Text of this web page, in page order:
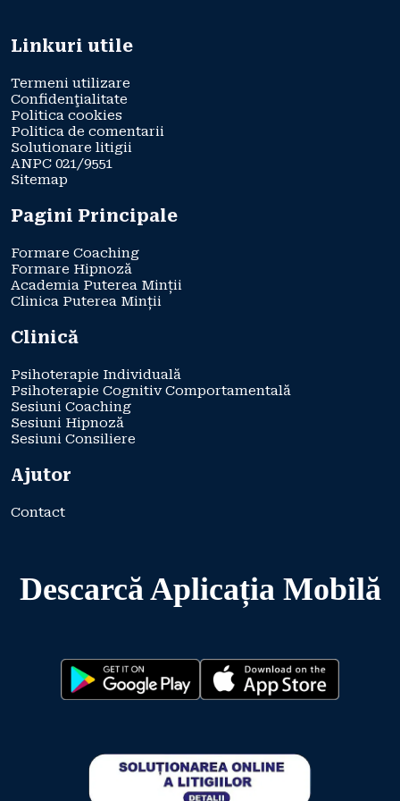
Linkuri utile
Termeni utilizare
Confidenţialitate
Politica cookies
Politica de comentarii
Solutionare litigii
ANPC 021/9551
Sitemap
Pagini Principale
Formare Coaching
Formare Hipnoză
Academia Puterea Minții
Clinica Puterea Minții
Clinică
Psihoterapie Individuală
Psihoterapie Cognitiv Comportamentală
Sesiuni Coaching
Sesiuni Hipnoză
Sesiuni Consiliere
Ajutor
Contact
Descarcă Aplicația Mobilă